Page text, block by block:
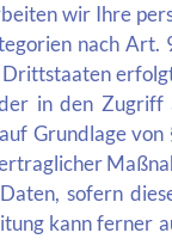
wir Ihre
nach
in den
Grundlage
sofern
kann ferner